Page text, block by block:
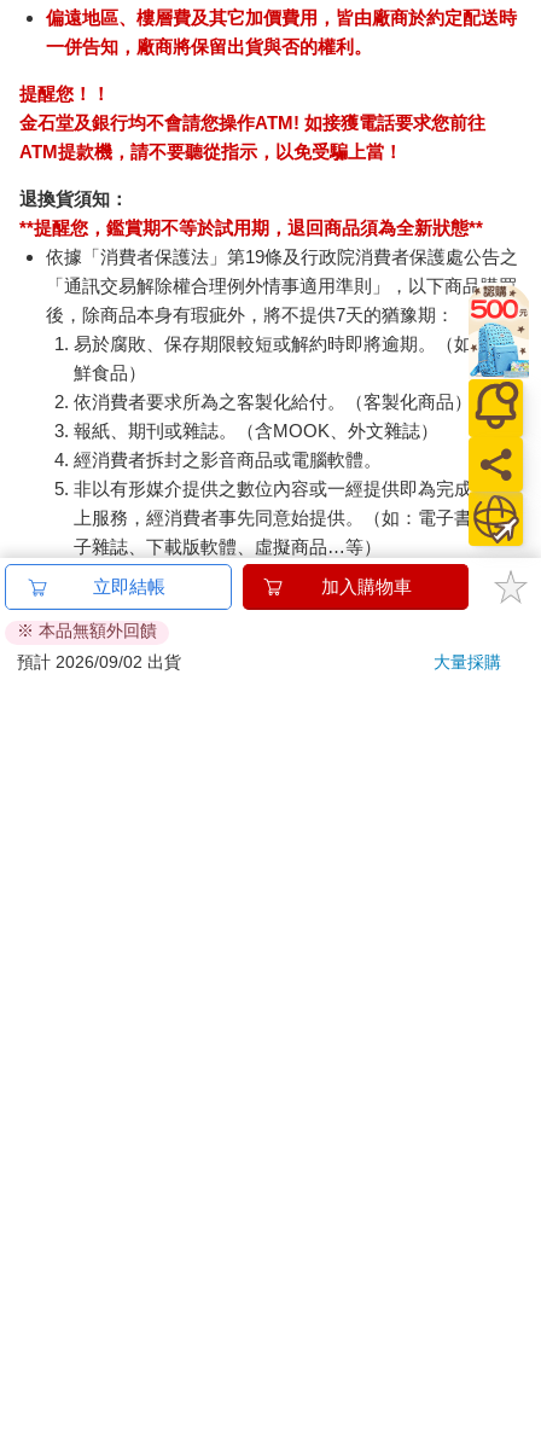
偏遠地區、樓層費及其它加價費用，皆由廠商於約定配送時
一併告知，廠商將保留出貨與否的權利。
提醒您！！
金石堂及銀行均不會請您操作ATM! 如接獲電話要求您前往
ATM提款機，請不要聽從指示，以免受騙上當！
退換貨須知：
**提醒您，鑑賞期不等於試用期，退回商品須為全新狀態**
依據「消費者保護法」第19條及行政院消費者保護處公告之
「通訊交易解除權合理例外情事適用準則」，以下商品購買
後，除商品本身有瑕疵外，將不提供7天的猶豫期：
易於腐敗、保存期限較短或解約時即將逾期。（如：生
鮮食品）
依消費者要求所為之客製化給付。（客製化商品）
報紙、期刊或雜誌。（含MOOK、外文雜誌）
經消費者拆封之影音商品或電腦軟體。
非以有形媒介提供之數位內容或一經提供即為完成之線
上服務，經消費者事先同意始提供。（如：電子書、電
子雜誌、下載版軟體、虛擬商品…等）
已拆封之個人衛生用品。（如：內衣褲、刮鬍刀、除毛
刀…等）
若非上列種類商品，均享有到貨7天的猶豫期（含例假
日）。
立即結帳 加入購物車
※ 本品無額外回饋
預計 2026/09/02 出貨
大量採購